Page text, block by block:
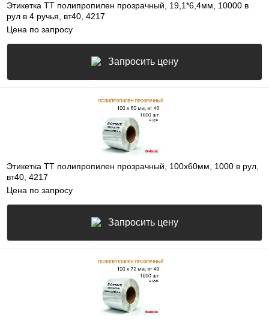
Этикетка ТТ полипропилен прозрачный, 19,1*6,4мм, 10000 в
рул в 4 ручья, вт40, 4217
Цена по запросу
Запросить цену
Этикетка ТТ полипропилен прозрачный, 100х60мм, 1000 в рул,
вт40, 4217
Цена по запросу
Запросить цену